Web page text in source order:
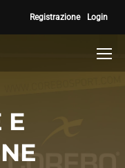
Registrazione Login
E